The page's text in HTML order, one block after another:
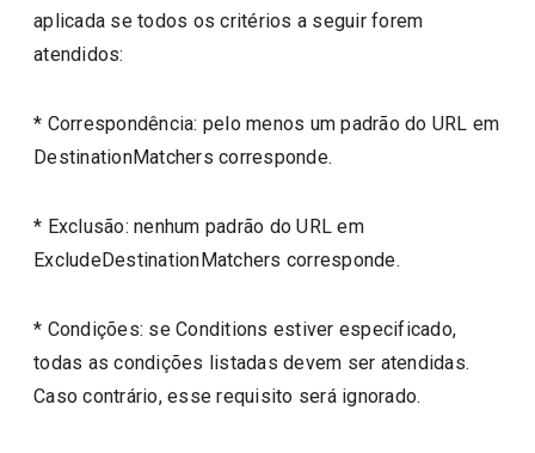
aplicada se todos os critérios a seguir forem
atendidos:
* Correspondência: pelo menos um padrão do URL em
DestinationMatchers corresponde.
* Exclusão: nenhum padrão do URL em
ExcludeDestinationMatchers corresponde.
* Condições: se Conditions estiver especificado,
todas as condições listadas devem ser atendidas.
Caso contrário, esse requisito será ignorado.